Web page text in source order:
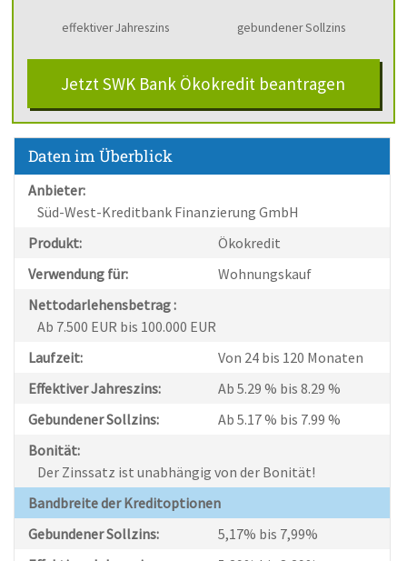
effektiver Jahreszins gebundener Sollzins
Jetzt SWK Bank Ökokredit beantragen
Daten im Überblick
Anbieter:
Süd-West-Kreditbank Finanzierung GmbH
Produkt:
Ökokredit
Verwendung für:
Wohnungskauf
Nettodarlehensbetrag :
Ab 7.500 EUR bis 100.000 EUR
Laufzeit:
Von 24 bis 120 Monaten
Effektiver Jahreszins:
Ab 5.29 % bis 8.29 %
Gebundener Sollzins:
Ab 5.17 % bis 7.99 %
Bonität:
Der Zinssatz ist unabhängig von der Bonität!
Bandbreite der Kreditoptionen
Gebundener Sollzins:
5,17% bis 7,99%